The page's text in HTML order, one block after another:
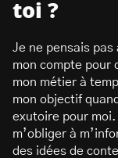
toi ?
Je ne pensais pas
mon compte pour
mon métier à
mon objectif
exutoire pour
m’obliger à
des idées de